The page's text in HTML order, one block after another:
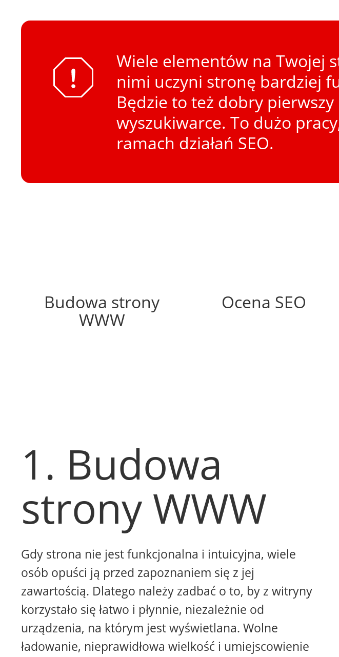
Wiele elementów na Twojej
nimi uczyni stronę bardziej
Będzie to też dobry
wyszukiwarce. To dużo
ramach działań SEO.
Budowa strony
WWW
Ocena SEO
1. Budowa
strony WWW
Gdy strona nie jest funkcjonalna i intuicyjna, wiele
osób opuści ją przed zapoznaniem się z jej
zawartością. Dlatego należy zadbać o to, by z witryny
korzystało się łatwo i płynnie, niezależnie od
urządzenia, na którym jest wyświetlana. Wolne
ładowanie, nieprawidłowa wielkość i umiejscowienie